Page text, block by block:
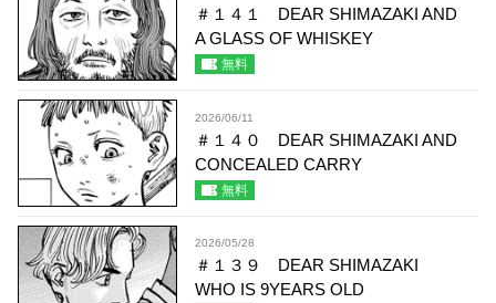
＃１４１ DEAR SHIMAZAKI AND
A GLASS OF WHISKEY
無料
2026/06/11
＃１４０ DEAR SHIMAZAKI AND
CONCEALED CARRY
無料
2026/05/28
＃１３９ DEAR SHIMAZAKI
WHO IS 9YEARS OLD